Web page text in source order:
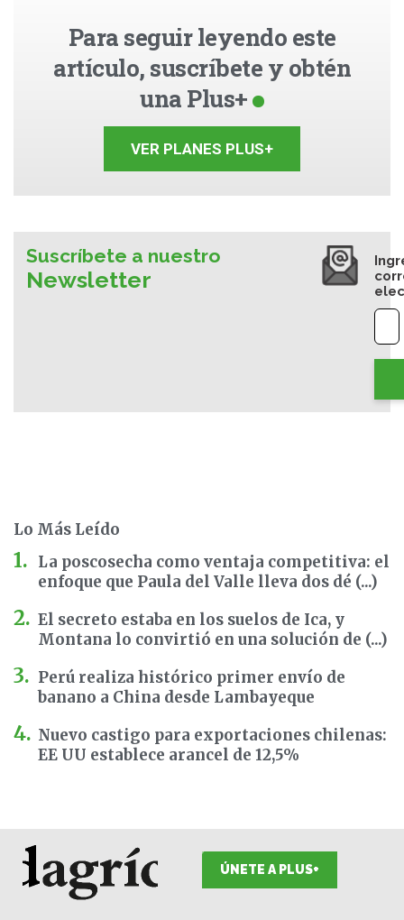
Para seguir leyendo este
artículo, suscríbete y obtén
una Plus+
VER PLANES PLUS+
Suscríbete a nuestro
Newsletter
Lo Más Leído
La poscosecha como ventaja competitiva: el
enfoque que Paula del Valle lleva dos dé (...)
El secreto estaba en los suelos de Ica, y
Montana lo convirtió en una solución de (...)
Perú realiza histórico primer envío de
banano a China desde Lambayeque
Nuevo castigo para exportaciones chilenas:
EE UU establece arancel de 12,5%
ÚNETE A PLUS+